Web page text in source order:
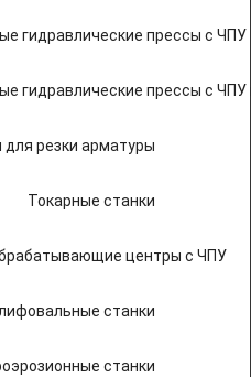
гидравлические прессы с ЧПУ
гидравлические прессы с
для резки арматуры
Токарные станки
центры с ЧПУ
станки
станки